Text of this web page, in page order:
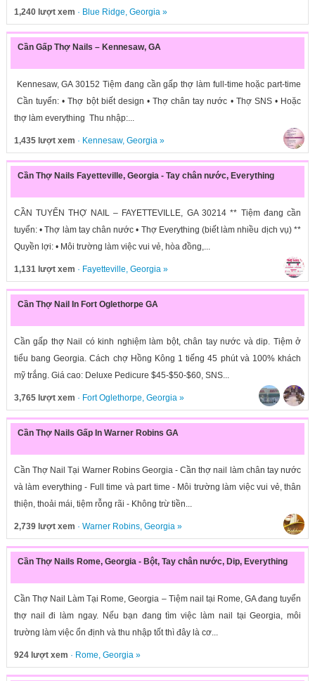
1,240 lượt xem · Blue Ridge, Georgia»
Cần Gấp Thợ Nails – Kennesaw, GA
Kennesaw, GA 30152 Tiệm đang cần gấp thợ làm full-time hoặc part-time
Cần tuyển: • Thợ bột biết design • Thợ chân tay nước • Thợ SNS • Hoặc
thợ làm everything Thu nhập:...
1,435 lượt xem · Kennesaw, Georgia»
Cần Thợ Nails Fayetteville, Georgia - Tay chân nước, Everything
CẦN TUYỂN THỢ NAIL – FAYETTEVILLE, GA 30214 ** Tiệm đang cần
tuyển: • Thợ làm tay chân nước • Thợ Everything (biết làm nhiều dịch vụ) **
Quyền lợi: • Môi trường làm việc vui vẻ, hòa đồng,...
1,131 lượt xem · Fayetteville, Georgia»
Cần Thợ Nail In Fort Oglethorpe GA
Cần gấp thợ Nail có kinh nghiệm làm bột, chân tay nước và dip. Tiệm ở
tiểu bang Georgia. Cách chợ Hồng Kông 1 tiếng 45 phút và 100% khách
mỹ trắng. Giá cao: Deluxe Pedicure $45-$50-$60, SNS...
3,765 lượt xem · Fort Oglethorpe, Georgia»
Cần Thợ Nails Gấp In Warner Robins GA
Cần Thợ Nail Tại Warner Robins Georgia - Cần thợ nail làm chân tay nước
và làm everything - Full time và part time - Môi trường làm việc vui vẻ, thân
thiện, thoải mái, tiệm rỗng rãi - Không trừ tiền...
2,739 lượt xem · Warner Robins, Georgia»
Cần Thợ Nails Rome, Georgia - Bột, Tay chân nước, Dip, Everything
Cần Thợ Nail Làm Tại Rome, Georgia – Tiệm nail tại Rome, GA đang tuyển
thợ nail đi làm ngay. Nếu bạn đang tìm việc làm nail tại Georgia, môi
trường làm việc ổn định và thu nhập tốt thì đây là cơ...
924 lượt xem · Rome, Georgia»